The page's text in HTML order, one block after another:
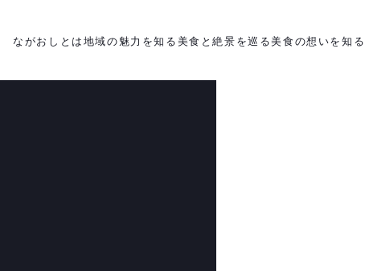
ながおしとは 地域の魅力を知る 美食と絶景を巡る美食の想いを知る